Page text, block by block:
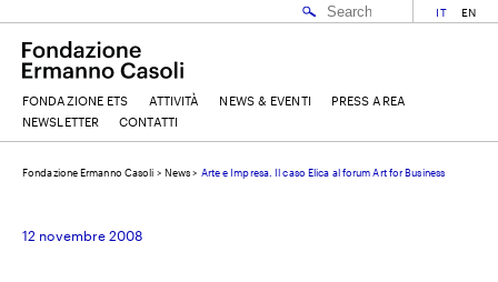
IT EN
FONDAZIONE ETS ATTIVITÀ NEWS & EVENTI
PRESS AREA
NEWSLETTER
CONTATTI
Fondazione Ermanno Casoli > News> Arte e Impresa. Il caso Elica al forum Art for Business
12 novembre 2008